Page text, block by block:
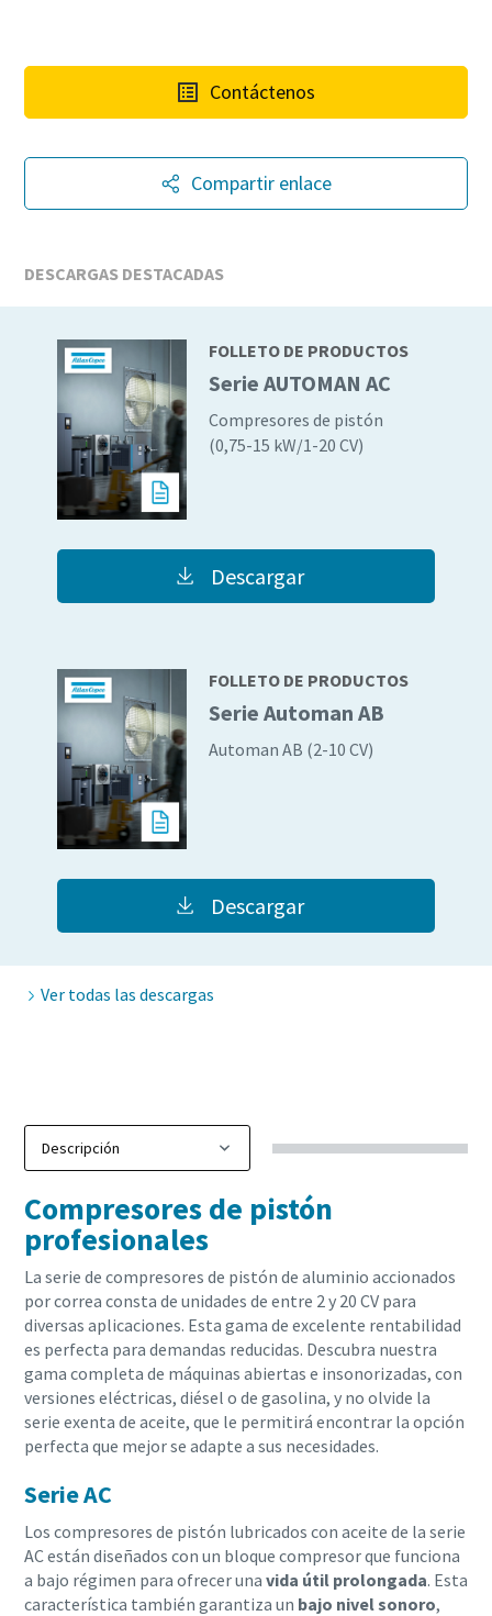
Aire comprimido y nitrógeno para la industria
de alimentación y bebidas
El sabor, la calidad y la seguridad son la constante en la
industria de alimentación y bebidas, pero hay un
las soluciones de aire comprimido y nitrógeno para la
Contáctenos
Compartir enlace
DESCARGAS DESTACADAS
FOLLETO DE PRODUCTOS
Serie AUTOMAN AC
Compresores de pistón
(0,75-15 kW/1-20 CV)
Descargar
FOLLETO DE PRODUCTOS
Serie Automan AB
Automan AB (2-10 CV)
Descargar
Ver todas las descargas
Compresores de pistón
profesionales
La serie de compresores de pistón de aluminio accionados
por correa consta de unidades de entre 2 y 20 CV para
diversas aplicaciones. Esta gama de excelente rentabilidad
es perfecta para demandas reducidas. Descubra nuestra
gama completa de máquinas abiertas e insonorizadas, con
versiones eléctricas, diésel o de gasolina, y no olvide la
serie exenta de aceite, que le permitirá encontrar la opción
perfecta que mejor se adapte a sus necesidades.
Serie AC
Los compresores de pistón lubricados con aceite de la serie
AC están diseñados con un bloque compresor que funciona
a bajo régimen para ofrecer una vida útil prolongada. Esta
característica también garantiza un bajo nivel sonoro,